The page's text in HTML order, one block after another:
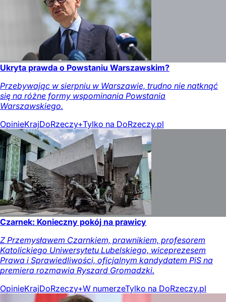
Ukryta prawda o Powstaniu Warszawskim?
Przebywając w sierpniu w Warszawie, trudno nie natknąć
się na różne formy wspominania Powstania
Warszawskiego.
OpinieKrajDoRzeczy+Tylko na DoRzeczy.pl
Czarnek: Konieczny pokój na prawicy
Z Przemysławem Czarnkiem, prawnikiem, profesorem
Katolickiego Uniwersytetu Lubelskiego, wiceprezesem
Prawa i Sprawiedliwości, oficjalnym kandydatem PiS na
premiera rozmawia Ryszard Gromadzki.
OpinieKrajDoRzeczy+W numerzeTylko na DoRzeczy.pl